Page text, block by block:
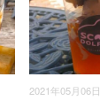
2021年05月06日